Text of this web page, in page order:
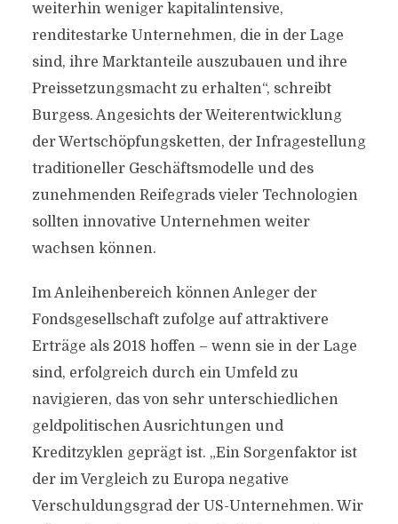
weiterhin weniger kapitalintensive,
renditestarke Unternehmen, die in der Lage
sind, ihre Marktanteile auszubauen und ihre
Preissetzungsmacht zu erhalten“, schreibt
Burgess. Angesichts der Weiterentwicklung
der Wertschöpfungsketten, der Infragestellung
traditioneller Geschäftsmodelle und des
zunehmenden Reifegrads vieler Technologien
sollten innovative Unternehmen weiter
wachsen können.
Im Anleihenbereich können Anleger der
Fondsgesellschaft zufolge auf attraktivere
Erträge als 2018 hoffen – wenn sie in der Lage
sind, erfolgreich durch ein Umfeld zu
navigieren, das von sehr unterschiedlichen
geldpolitischen Ausrichtungen und
Kreditzyklen geprägt ist. „Ein Sorgenfaktor ist
der im Vergleich zu Europa negative
Verschuldungsgrad der US-Unternehmen. Wir